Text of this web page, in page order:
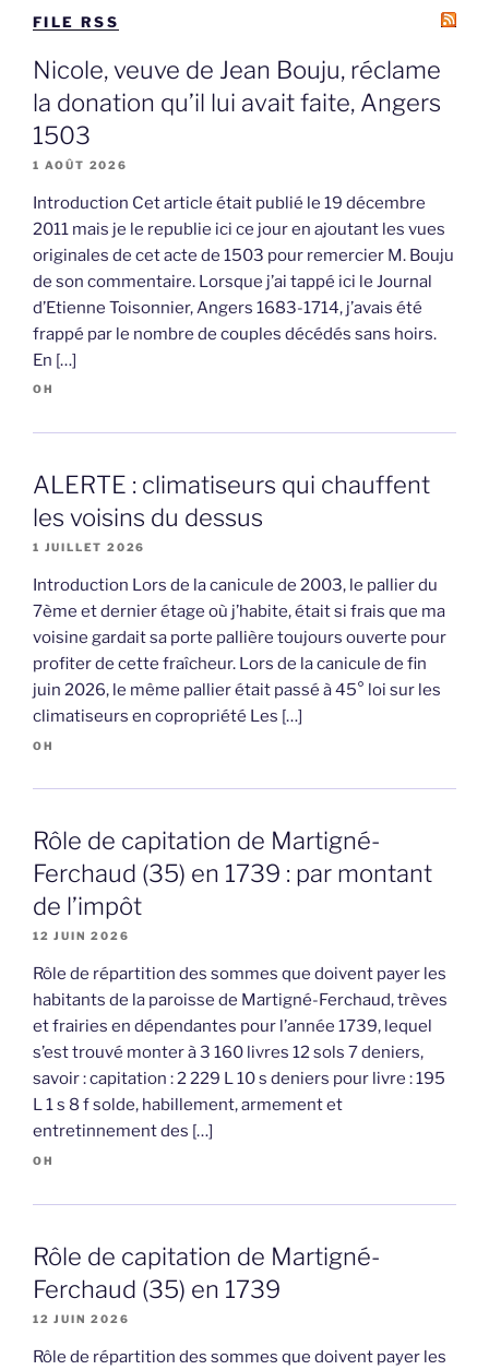
FILE RSS
Nicole, veuve de Jean Bouju, réclame
la donation qu’il lui avait faite, Angers
1503
1 AOÛT 2026
Introduction Cet article était publié le 19 décembre
2011 mais je le republie ici ce jour en ajoutant les vues
originales de cet acte de 1503 pour remercier M. Bouju
de son commentaire. Lorsque j’ai tappé ici le Journal
d’Etienne Toisonnier, Angers 1683-1714, j’avais été
frappé par le nombre de couples décédés sans hoirs.
En […]
OH
ALERTE : climatiseurs qui chauffent
les voisins du dessus
1 JUILLET 2026
Introduction Lors de la canicule de 2003, le pallier du
7ème et dernier étage où j’habite, était si frais que ma
voisine gardait sa porte pallière toujours ouverte pour
profiter de cette fraîcheur. Lors de la canicule de fin
juin 2026, le même pallier était passé à 45° loi sur les
climatiseurs en copropriété Les […]
OH
Rôle de capitation de Martigné-
Ferchaud (35) en 1739 : par montant
de l’impôt
12 JUIN 2026
Rôle de répartition des sommes que doivent payer les
habitants de la paroisse de Martigné-Ferchaud, trèves
et frairies en dépendantes pour l’année 1739, lequel
s’est trouvé monter à 3 160 livres 12 sols 7 deniers,
savoir : capitation : 2 229 L 10 s deniers pour livre : 195
L 1 s 8 f solde, habillement, armement et
entretinnement des […]
OH
Rôle de capitation de Martigné-
Ferchaud (35) en 1739
12 JUIN 2026
Rôle de répartition des sommes que doivent payer les